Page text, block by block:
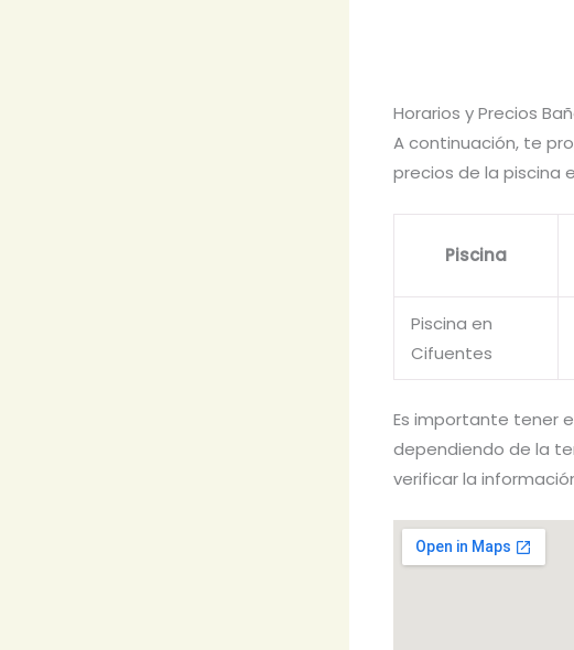
Horarios y Precios
A continuación, te
precios de la piscina
Piscina
Piscina en
Cifuentes
Es importante tener
dependiendo de la
verificar la